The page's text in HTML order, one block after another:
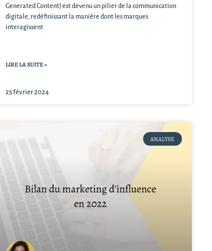
Generated Content) est devenu un pilier de la communication
digitale, redéfinissant la manière dont les marques
interagissent
LIRE LA SUITE »
25 février 2024
ANALYSE